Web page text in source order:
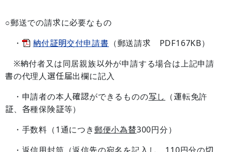
○郵送での請求に必要なもの
・
納付証明交付申請書 （郵送請求 PDF167KB）
※納付者又は同居親族以外が申請する場合は上記申請
書の代理人選任届出欄に記入
・申請者の本人確認ができるものの写し （運転免許
証、各種保険証等）
・手数料（1通につき郵便小為替300円分）